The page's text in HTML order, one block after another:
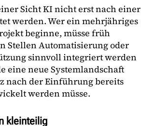
Sicht KI nicht erst nach einer
werden. Wer ein mehrjähriges
beginne, müsse früh
Stellen Automatisierung oder
sinnvoll integriert werden
eine neue Systemlandschaft
nach der Einführung bereits
werden müsse.
kleinteilig